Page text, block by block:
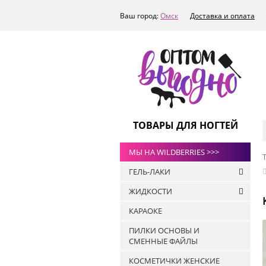
Ваш город:Омск Доставка и оплата
ТОВАРЫ ДЛЯ НОГТЕЙ
МЫ НА WILDBERRIES >>>
ГЕЛЬ-ЛАКИ
ТОПЫ
ART-A
БАЗЫ
ПРАЙМЕРЫ
ЖИДКОСТИ
Жидкости для
обезжиривания ногтей и
снятия липкого слоя
КАРАОКЕ
ПИЛКИ ОСНОВЫ И
СМЕННЫЕ ФАЙЛЫ
КОСМЕТИЧКИ ЖЕНСКИЕ